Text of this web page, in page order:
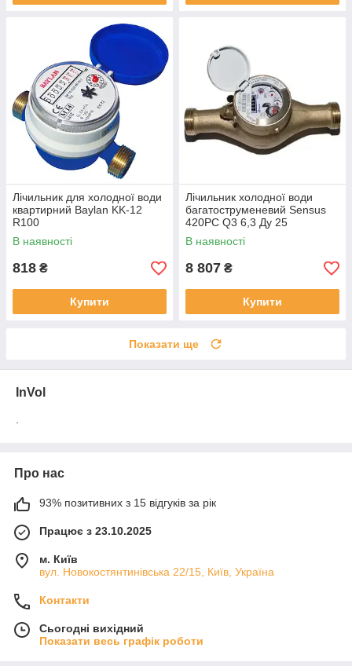
Лічильник для холодної води
квартирний Baylan KK-12
R100
В наявності
818 ₴
Купити
Лічильник холодної води
багатоструменевий Sensus
420PC Q3 6,3 Ду 25
В наявності
8 807 ₴
Купити
Показати ще
InVol
Про нас
93% позитивних з 15 відгуків за рік
Працює з 23.10.2025
м. Київ
вул. Новокостянтинівська 22/15, Київ, Україна
Контакти
Сьогодні вихідний
Показати весь графік роботи